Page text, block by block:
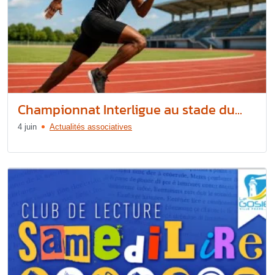
Championnat Interligue au stade du...
4 juin Actualités associatives